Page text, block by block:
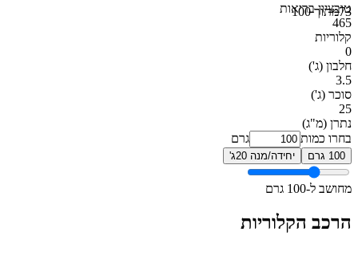
73מתוך 100טובציון בריאות
465
קלוריות
0
חלבון (ג')
3.5
סוכר (ג')
25
נתרן (מ"ג)
בחרו כמות
גרם
100 גרם יחידה/מנה 20ג'
מחושב ל-100 גרם
הרכב הקלוריות